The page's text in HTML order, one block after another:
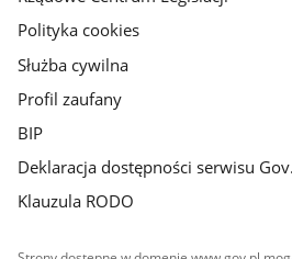
Polityka cookies
Służba cywilna
Profil zaufany
BIP
Deklaracja dostępności serwisu
Klauzula RODO